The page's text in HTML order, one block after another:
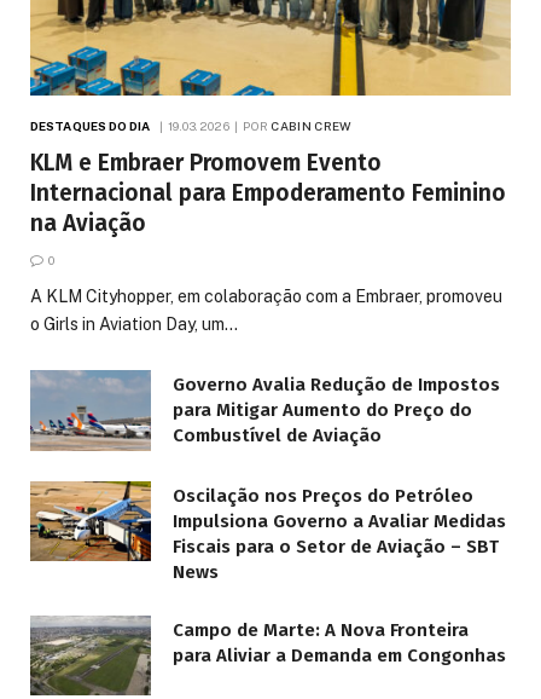
DESTAQUES DO DIA 19.03.2026 POR CABIN CREW
KLM e Embraer Promovem Evento
Internacional para Empoderamento Feminino
na Aviação
0
A KLM Cityhopper, em colaboração com a Embraer, promoveu
o Girls in Aviation Day, um…
Governo Avalia Redução de Impostos
para Mitigar Aumento do Preço do
Combustível de Aviação
Oscilação nos Preços do Petróleo
Impulsiona Governo a Avaliar Medidas
Fiscais para o Setor de Aviação – SBT
News
Campo de Marte: A Nova Fronteira
para Aliviar a Demanda em Congonhas